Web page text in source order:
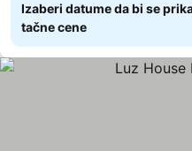
Izaberi datume da bi se
tačne cene